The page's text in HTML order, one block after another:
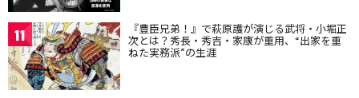
11 『豊臣兄弟！』で萩原護が演じる武将・小堀正
次とは？秀長・秀吉・家康が重用、“出家を重
ねた実務派”の生涯